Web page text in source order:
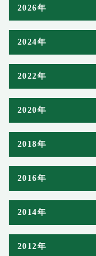
2026年
2024年
2022年
2020年
2018年
2016年
2014年
2012年